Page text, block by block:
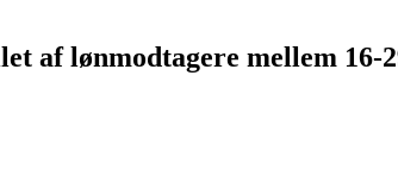
af lønmodtagere mellem 16-